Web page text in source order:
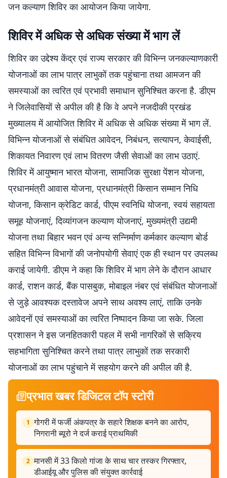
जन कल्याण शिविर का आयोजन किया जायेगा.
शिविर में अधिक से अधिक संख्या में भाग लें
शिविर का उद्देश्य केंद्र एवं राज्य सरकार की विभिन्न जनकल्याणकारी
योजनाओं का लाभ पात्र लाभुकों तक पहुंचाना तथा आमजन की
समस्याओं का त्वरित एवं प्रभावी समाधान सुनिश्चित करना है. डीएम
ने जिलेवासियों से अपील की है कि वे अपने नजदीकी प्रखंड
मुख्यालय में आयोजित शिविर में अधिक से अधिक संख्या में भाग लें.
विभिन्न योजनाओं से संबंधित आवेदन, निबंधन, सत्यापन, केवाईसी,
शिकायत निवारण एवं लाभ वितरण जैसी सेवाओं का लाभ उठाएं.
शिविर में आयुष्मान भारत योजना, सामाजिक सुरक्षा पेंशन योजना,
प्रधानमंत्री आवास योजना, प्रधानमंत्री किसान सम्मान निधि
योजना, किसान क्रेडिट कार्ड, पीएम स्वनिधि योजना, स्वयं सहायता
समूह योजनाएं, दिव्यांगजन कल्याण योजनाएं, मुख्यमंत्री उद्यमी
योजना तथा बिहार भवन एवं अन्य सन्निर्माण कर्मकार कल्याण बोर्ड
सहित विभिन्न विभागों की जनोपयोगी सेवाएं एक ही स्थान पर उपलब्ध
कराई जायेगी. डीएम ने कहा कि शिविर में भाग लेने के दौरान आधार
कार्ड, राशन कार्ड, बैंक पासबुक, मोबाइल नंबर एवं संबंधित योजनाओं
से जुड़े आवश्यक दस्तावेज अपने साथ अवश्य लाएं, ताकि उनके
आवेदनों एवं समस्याओं का त्वरित निष्पादन किया जा सके. जिला
प्रशासन ने इस जनहितकारी पहल में सभी नागरिकों से सक्रिय
सहभागिता सुनिश्चित करने तथा पात्र लाभुकों तक सरकारी
योजनाओं का लाभ पहुंचाने में सहयोग करने की अपील की है.
प्रभात खबर डिजिटल टॉप स्टोरी
1 गोगरी में फर्जी अंकपत्र के सहारे शिक्षक बनने का आरोप,
निगरानी ब्यूरो ने दर्ज कराई प्राथमिकी
2 मानसी में 33 किलो गांजा के साथ चार तस्कर गिरफ्तार,
डीआईयू और पुलिस की संयुक्त कार्रवाई